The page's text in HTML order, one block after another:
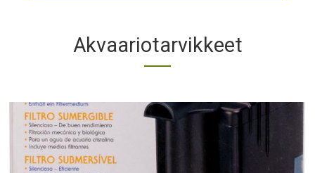
Akvaariotarvikkeet
Products